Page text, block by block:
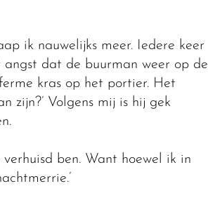
ik nauwelijks meer. Iedere keer
dat de buurman weer op de
kras op het portier. Het
zijn?’ Volgens mij is hij gek
ben. Want hoewel ik in